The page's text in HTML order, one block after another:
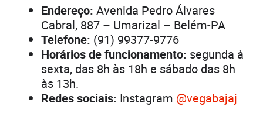
Endereço: Avenida Pedro Álvares
Cabral, 887 – Umarizal – Belém-PA
Telefone: (91) 99377-9776
Horários de funcionamento: segunda à
sexta, das 8h às 18h e sábado das 8h
às 13h.
Redes sociais: Instagram @vegabajaj